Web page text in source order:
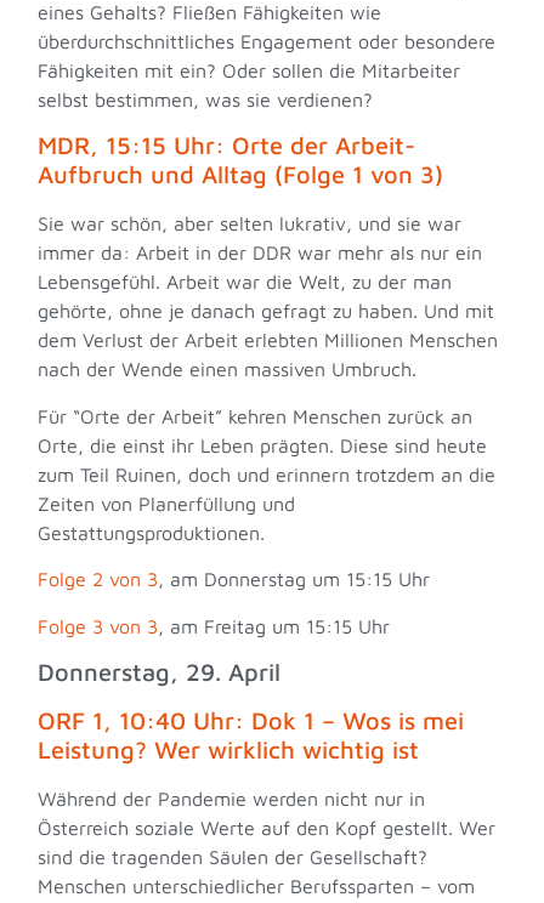
eines Gehalts? Fließen Fähigkeiten wie
überdurchschnittliches Engagement oder besondere
Fähigkeiten mit ein? Oder sollen die Mitarbeiter
selbst bestimmen, was sie verdienen?
MDR, 15:15 Uhr: Orte der Arbeit-
Aufbruch und Alltag (Folge 1 von 3)
Sie war schön, aber selten lukrativ, und sie war
immer da: Arbeit in der DDR war mehr als nur ein
Lebensgefühl. Arbeit war die Welt, zu der man
gehörte, ohne je danach gefragt zu haben. Und mit
dem Verlust der Arbeit erlebten Millionen Menschen
nach der Wende einen massiven Umbruch.
Für “Orte der Arbeit” kehren Menschen zurück an
Orte, die einst ihr Leben prägten. Diese sind heute
zum Teil Ruinen, doch und erinnern trotzdem an die
Zeiten von Planerfüllung und
Gestattungsproduktionen.
Folge 2 von 3, am Donnerstag um 15:15 Uhr
Folge 3 von 3, am Freitag um 15:15 Uhr
Donnerstag, 29. April
ORF 1, 10:40 Uhr: Dok 1 – Wos is mei
Leistung? Wer wirklich wichtig ist
Während der Pandemie werden nicht nur in
Österreich soziale Werte auf den Kopf gestellt. Wer
sind die tragenden Säulen der Gesellschaft?
Menschen unterschiedlicher Berufssparten – vom